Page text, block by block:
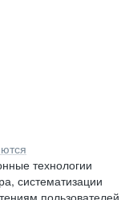
технологии
систематизации
пользователей